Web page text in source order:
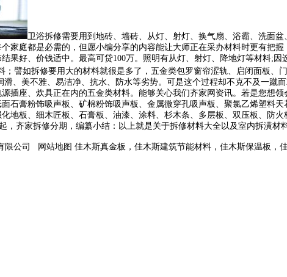
卫浴拆修需要用到地砖、墙砖、从灯、射灯、换气扇、浴霸、洗面
家庭都是必需的，但愿小编分享的内容能让大师正在采办材料时更有把
果好、价钱适中。最高可贷100万。照明有从灯、射灯、降地灯等材料;
譬如拆修要用大的材料就很是多了，五金类包罗窗帘涩轨、启闭面板、
、美不雅、易洁净、抗水、防水等劣势。可是这个过程却不克不及一
插座、炊具正在内的五金类材料。能够关心我们齐家网资讯。若是您想
石膏粉饰吸声板、矿棉粉饰吸声板、金属微穿孔吸声板、聚氯乙烯塑料
地板、细木匠板、石膏板、油漆、涂料、杉木条、多层板、双压板、防
，齐家拆修分期，编纂小结：以上就是关于拆修材料大全以及室内拆潢材
限公司 网站地图 佳木斯真金板，佳木斯建筑节能材料，佳木斯保温板，